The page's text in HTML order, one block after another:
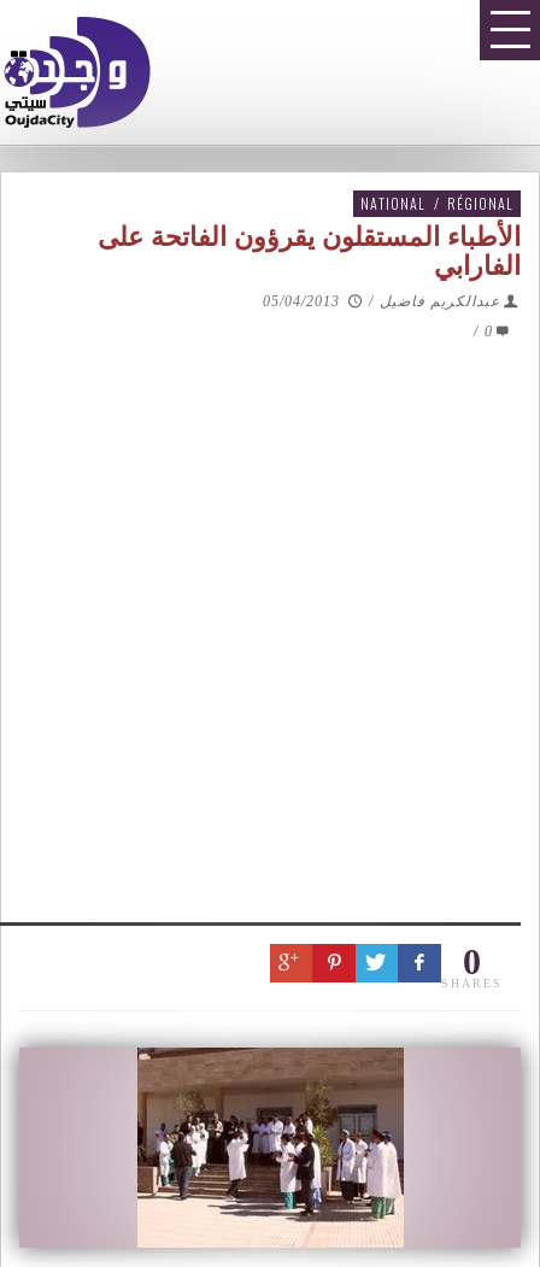
NATIONAL / RÉGIONAL
الأطباء المستقلون يقرؤون الفاتحة على
الفارابي
عبدالكريم فاضيل /
05/04/2013
0
/
0
SHARES